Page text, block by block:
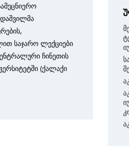
საჯარო ლექციები
ჩინეთის
(ქალაქი